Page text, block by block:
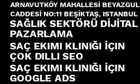
ARNAVUTKÖY MAHALLESİ BEYAZGUL
CADDESİ NO:11 BEŞİKTAŞ, ISTANBUL
SAĞLIK SEKTÖRÜ DİJİTAL
PAZARLAMA
SAÇ EKIMI KLINIĞI İÇIN
ÇOK DILLI SEO
SAÇ EKIMI KLINIĞI İÇIN
GOOGLE ADS